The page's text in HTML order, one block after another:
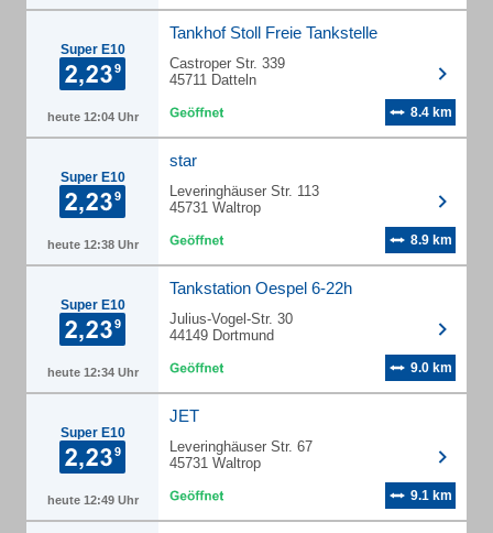
Super E10
heute 12:04 Uhr
Tankhof Stoll Freie Tankstelle
Castroper Str. 339
45711 Datteln
8.4 km
Super E10
heute 12:38 Uhr
star
Leveringhäuser Str. 113
45731 Waltrop
8.9 km
Super E10
heute 12:34 Uhr
Tankstation Oespel 6-22h
Julius-Vogel-Str. 30
44149 Dortmund
9.0 km
Super E10
heute 12:49 Uhr
JET
Leveringhäuser Str. 67
45731 Waltrop
9.1 km